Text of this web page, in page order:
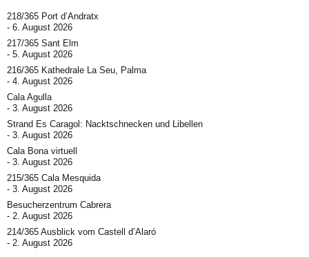
218/365 Port d’Andratx
6. August 2026
217/365 Sant Elm
5. August 2026
216/365 Kathedrale La Seu, Palma
4. August 2026
Cala Agulla
3. August 2026
Strand Es Caragol: Nacktschnecken und Libellen
3. August 2026
Cala Bona virtuell
3. August 2026
215/365 Cala Mesquida
3. August 2026
Besucherzentrum Cabrera
2. August 2026
214/365 Ausblick vom Castell d’Alaró
2. August 2026